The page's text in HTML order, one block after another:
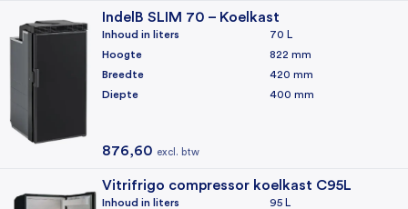
Koelunit
Intern
Algemeen
CE, E-Mark, EMC
2 jaar
IndelB SLIM 70 – Koelkast
Inhoud in liters
70 L
Hoogte
822 mm
Breedte
420 mm
Diepte
400 mm
876,60 excl. btw
Vitrifrigo compressor koelkast C95L
Inhoud in liters
95 L